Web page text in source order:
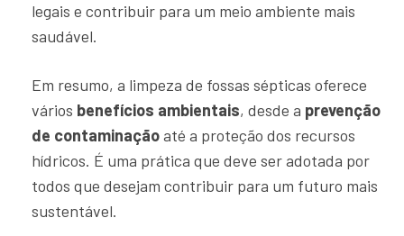
legais e contribuir para um meio ambiente mais
saudável.
Em resumo, a limpeza de fossas sépticas oferece
vários benefícios ambientais, desde a prevenção
de contaminaçãoaté a proteção dos recursos
hídricos. É uma prática que deve ser adotada por
todos que desejam contribuir para um futuro mais
sustentável.